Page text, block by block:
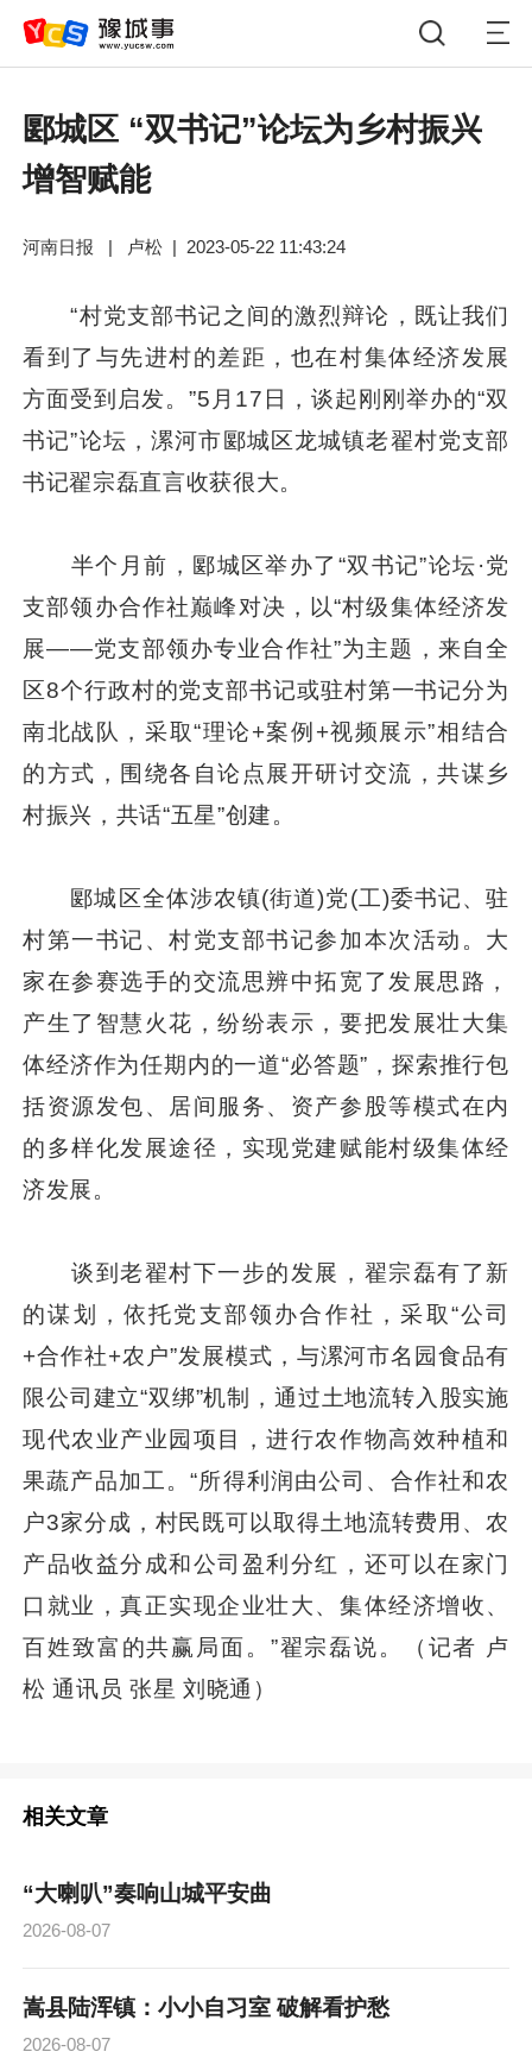
郾城区 “双书记”论坛为乡村振兴
增智赋能
河南日报 | 卢松 | 2023-05-22 11:43:24
“村党支部书记之间的激烈辩论，既让我们
看到了与先进村的差距，也在村集体经济发展
方面受到启发。”5月17日，谈起刚刚举办的“双
书记”论坛，漯河市郾城区龙城镇老翟村党支部
书记翟宗磊直言收获很大。
半个月前，郾城区举办了“双书记”论坛·党
支部领办合作社巅峰对决，以“村级集体经济发
展——党支部领办专业合作社”为主题，来自全
区8个行政村的党支部书记或驻村第一书记分为
南北战队，采取“理论+案例+视频展示”相结合
的方式，围绕各自论点展开研讨交流，共谋乡
村振兴，共话“五星”创建。
郾城区全体涉农镇(街道)党(工)委书记、驻
村第一书记、村党支部书记参加本次活动。大
家在参赛选手的交流思辨中拓宽了发展思路，
产生了智慧火花，纷纷表示，要把发展壮大集
体经济作为任期内的一道“必答题”，探索推行包
括资源发包、居间服务、资产参股等模式在内
的多样化发展途径，实现党建赋能村级集体经
济发展。
谈到老翟村下一步的发展，翟宗磊有了新
的谋划，依托党支部领办合作社，采取“公司
+合作社+农户”发展模式，与漯河市名园食品有
限公司建立“双绑”机制，通过土地流转入股实施
现代农业产业园项目，进行农作物高效种植和
果蔬产品加工。“所得利润由公司、合作社和农
户3家分成，村民既可以取得土地流转费用、农
产品收益分成和公司盈利分红，还可以在家门
口就业，真正实现企业壮大、集体经济增收、
百姓致富的共赢局面。”翟宗磊说。（记者 卢
松 通讯员 张星 刘晓通）
相关文章
“大喇叭”奏响山城平安曲
2026-08-07
嵩县陆浑镇：小小自习室 破解看护愁
2026-08-07